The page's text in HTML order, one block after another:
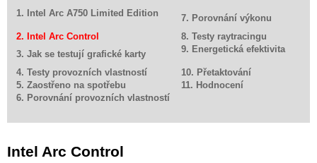
1. Intel Arc A750 Limited Edition
7. Porovnání výkonu
2. Intel Arc Control
8. Testy raytracingu
3. Jak se testují grafické karty
9. Energetická efektivita
4. Testy provozních vlastností
10. Přetaktování
5. Zaostřeno na spotřebu
11. Hodnocení
6. Porovnání provozních vlastností
Intel Arc Control